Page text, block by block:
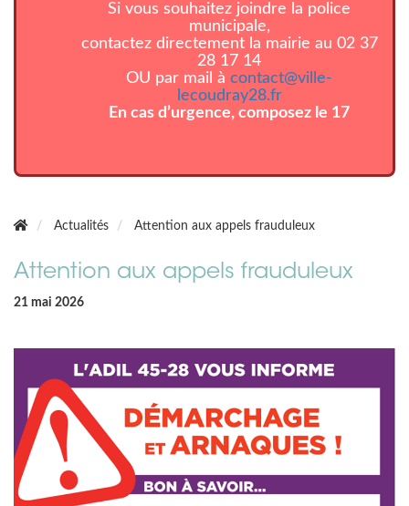
Si vous souhaitez joindre la police
municipale,
contactez directement la mairie au 02 37
28 17 14
OU par mail àcontact@ville-
lecoudray28.fr
En cas d’urgence, composez le 17
Actualités Attention aux appels frauduleux
Attention aux appels frauduleux
21 mai 2026